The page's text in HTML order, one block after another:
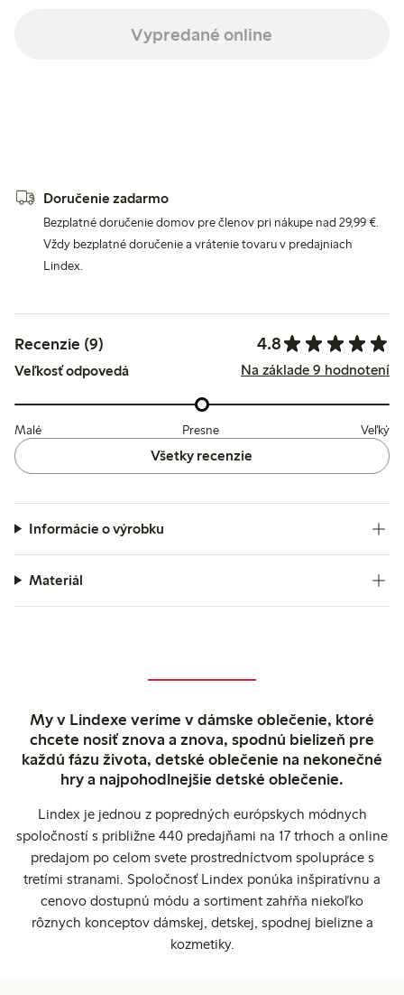
Vypredané online
Doručenie zadarmo
Bezplatné doručenie domov pre členov pri nákupe nad 29,99 €.
Vždy bezplatné doručenie a vrátenie tovaru v predajniach
Lindex.
Recenzie (9) 4.8
Veľkosť odpovedá Na základe 9 hodnotení
Malé Presne Veľký
Všetky recenzie
Informácie o výrobku
Materiál
My v Lindexe veríme v dámske oblečenie, ktoré
chcete nosiť znova a znova, spodnú bielizeň pre
každú fázu života, detské oblečenie na nekonečné
hry a najpohodlnejšie detské oblečenie.
Lindex je jednou z popredných európskych módnych
spoločností s približne 440 predajňami na 17 trhoch a online
predajom po celom svete prostredníctvom spolupráce s
tretími stranami. Spoločnosť Lindex ponúka inšpiratívnu a
cenovo dostupnú módu a sortiment zahŕňa niekoľko
rôznych konceptov dámskej, detskej, spodnej bielizne a
kozmetiky.